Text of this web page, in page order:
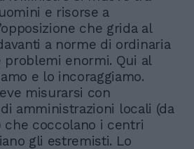
e risorse a
che grida al
a norme di ordinaria
problemi enormi. Qui al
e lo incoraggiamo.
misurarsi con
amministrazioni locali (da
che coccolano i centri
gli estremisti. Lo